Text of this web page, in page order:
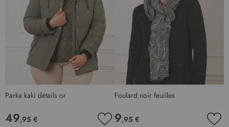
Parka kaki détails or
49,95 €
Foulard noir feuilles
9,95 €